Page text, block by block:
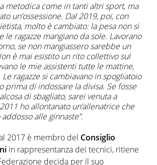
metodica come in tanti altri sport, ma
un’ossessione. Dal 2019, poi, con
molto è cambiato: la pesa non si
le ragazze mangiano da sole. Lavorano
se non mangiassero sarebbe un
è mai esistito un rito collettivo sul
le mie assistenti tutte le mattine,
ragazze si cambiavano in spogliatoio
prima di indossare la divisa. Se fosse
di sbagliato, sarei venuta a
ho allontanato un’allenatrice che
alle ginnaste”.
2017 è membro del Consiglio
in rappresentanza dei tecnici, ritiene
decida per il suo